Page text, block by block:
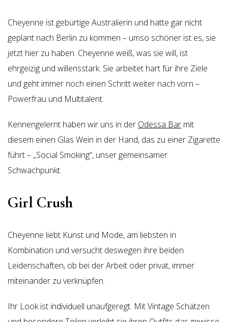
Cheyenne ist gebürtige Australierin und hatte gar nicht
geplant nach Berlin zu kommen – umso schöner ist es, sie
jetzt hier zu haben. Cheyenne weiß, was sie will, ist
ehrgeizig und willensstark. Sie arbeitet hart für ihre Ziele
und geht immer noch einen Schritt weiter nach vorn –
Powerfrau und Multitalent.
Kennengelernt haben wir uns in der Odessa Bar mit
diesem einen Glas Wein in der Hand, das zu einer Zigarette
führt – „Social Smoking“, unser gemeinsamer
Schwachpunkt.
Girl Crush
Cheyenne liebt Kunst und Mode, am liebsten in
Kombination und versucht deswegen ihre beiden
Leidenschaften, ob bei der Arbeit oder privat, immer
miteinander zu verknüpfen.
Ihr Look ist individuell unaufgeregt. Mit Vintage Schätzen